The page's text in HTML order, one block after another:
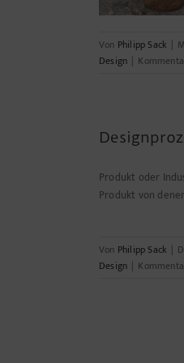
Von Philipp Sack |
Design |
Produkt oder
Produkt von
Von Philipp Sack |
Design |